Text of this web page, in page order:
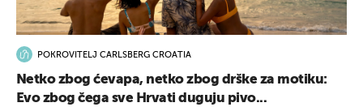
POKROVITELJ CARLSBERG CROATIA
Netko zbog ćevapa, netko zbog drške za motiku:
Evo zbog čega sve Hrvati duguju pivo...